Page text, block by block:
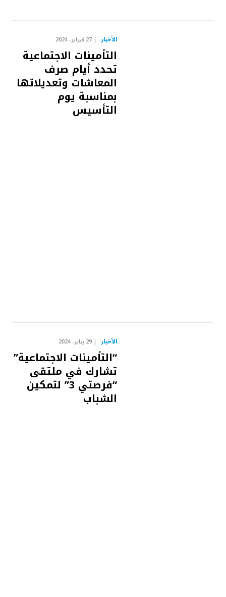
الأخبار 27 فبراير، 2024
التأمينات الاجتماعية
تحدد أيام صرف
المعاشات وتعديلاتها
بمناسبة يوم
التأسيس
الأخبار 29 يناير، 2024
“التأمينات الاجتماعية”
تشارك في ملتقى
“فرصتي 3” لتمكين
الشباب